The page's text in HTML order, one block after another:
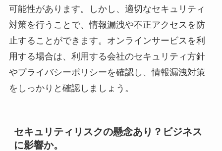
可能性があります。しかし、適切なセキュリティ
対策を行うことで、情報漏洩や不正アクセスを防
止することができます。オンラインサービスを利
用する場合は、利用する会社のセキュリティ方針
やプライバシーポリシーを確認し、情報漏洩対策
をしっかりと確認しましょう。
セキュリティリスクの懸念あり？ビジネス
に影響か。